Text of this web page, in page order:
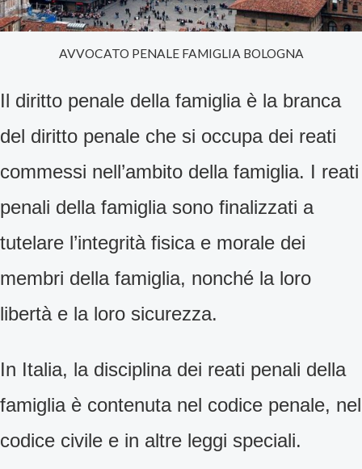
AVVOCATO PENALE FAMIGLIA BOLOGNA
Il diritto penale della famiglia è la branca
del diritto penale che si occupa dei reati
commessi nell’ambito della famiglia. I reati
penali della famiglia sono finalizzati a
tutelare l’integrità fisica e morale dei
membri della famiglia, nonché la loro
libertà e la loro sicurezza.
In Italia, la disciplina dei reati penali della
famiglia è contenuta nel codice penale, nel
codice civile e in altre leggi speciali.